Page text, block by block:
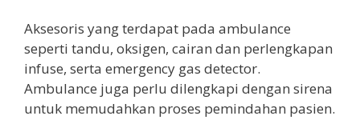
Aksesoris yang terdapat pada ambulance
seperti tandu, oksigen, cairan dan perlengkapan
infuse, serta emergency gas detector.
Ambulance juga perlu dilengkapi dengan sirena
untuk memudahkan proses pemindahan pasien.